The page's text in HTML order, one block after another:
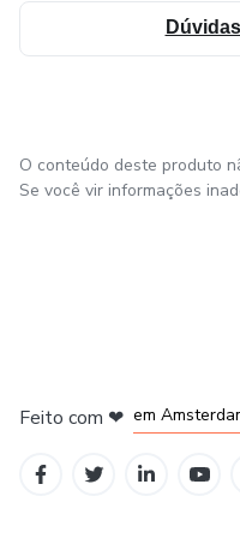
O conteúdo deste produto
Se você vir informações
Feito com ❤ em